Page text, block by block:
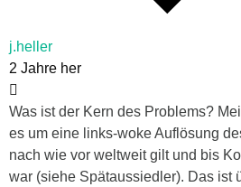
j.heller
2 Jahre her
Was ist der Kern des Problems?
es um eine links-woke Auflösung
nach wie vor weltweit gilt und bis
war (siehe Spätaussiedler). Das ist